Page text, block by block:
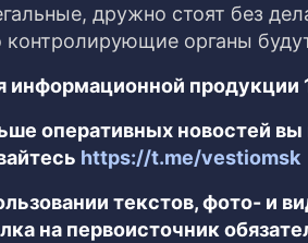
дружно стоят без
контролирующие органы
информационной продукции
оперативных новостей
https://t.me/vestiomsk
текстов, фото- и
на первоисточник